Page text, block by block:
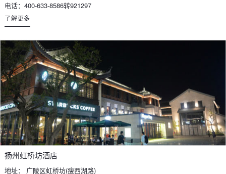
电话：400-633-8586转921297
了解更多
扬州虹桥坊酒店
地址： 广陵区虹桥坊(瘦西湖路)